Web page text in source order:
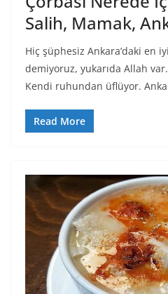
Salih, Mamak,
Hiç şüphesiz Ankara’daki en
demiyoruz, yukarıda Allah
Kendi ruhundan üflüyor.
Read More